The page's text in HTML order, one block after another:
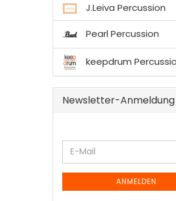
J.Leiva Percussion
Pearl Percussion
keepdrum
Newsletter-Anmeldung
WEITER
ZUR
NEWSLETTER-
ANMELDUNG
E-
Mail
ANMELDEN